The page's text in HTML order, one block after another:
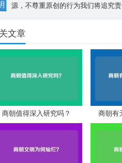
源，不尊重原创的行为我们将追究
文章
商朝值得深入研究吗？ 商朝有